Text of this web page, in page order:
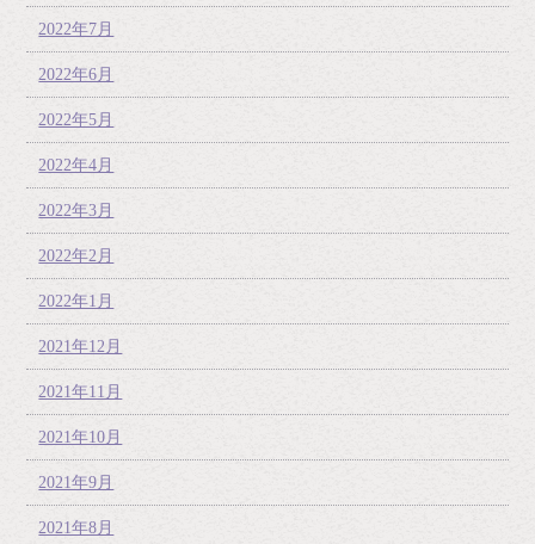
2022年7月
2022年6月
2022年5月
2022年4月
2022年3月
2022年2月
2022年1月
2021年12月
2021年11月
2021年10月
2021年9月
2021年8月